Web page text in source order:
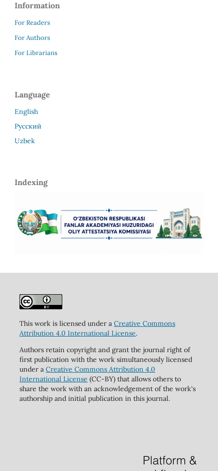
Information
For Readers
For Authors
For Librarians
Language
English
Русский
Uzbek
Indexing
This work is licensed under a Creative Commons
Attribution 4.0 International License.
Authors retain copyright and grant the journal right of
first publication with the work simultaneously licensed
under a Creative Commons Attribution 4.0
International License (CC-BY) that allows others to
share the work with an acknowledgement of the work's
authorship and initial publication in this journal.